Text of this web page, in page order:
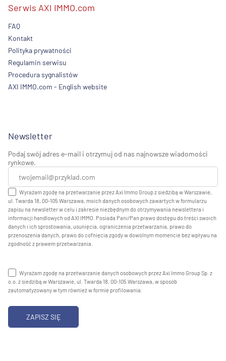
Serwis AXI IMMO.com
FAQ
Kontakt
Polityka prywatności
Regulamin serwisu
Procedura sygnalistów
AXI IMMO.com - English website
Newsletter
Podaj swój adres e-mail i otrzymuj od nas najnowsze wiadomości
rynkowe.
Wyrażam zgodę na przetwarzanie przez Axi Immo Group z siedzibą w Warszawie,
ul. Twarda 18, 00-105 Warszawa, moich danych osobowych zawartych w formularzu
zapisu na newsletter w celu i zakresie niezbędnym do otrzymywania newslettera i
informacji handlowych od AXI IMMO. Posiada Pani/Pan prawo dostępu do treści swoich
danych i ich sprostowania, usunięcia, ograniczenia przetwarzania, prawo do
przenoszenia danych, prawo do cofnięcia zgody w dowolnym momencie bez wpływu na
zgodność z prawem przetwarzania.
Wyrażam zgodę na przetwarzanie danych osobowych przez Axi Immo Group Sp. z
o.o. z siedzibą w Warszawie, ul. Twarda 18, 00-105 Warszawa, w sposób
zautomatyzowany w tym również w formie profilowania.